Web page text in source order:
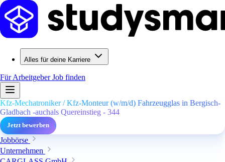
Alles für deine Karriere
Für ArbeitgeberJob finden
Kfz-Mechatroniker / Kfz-Monteur (w/m/d) Fahrzeugglas in Bergisch-
Gladbach -auchals Quereinstieg - 344
Jetzt bewerben
Jobbörse
Unternehmen